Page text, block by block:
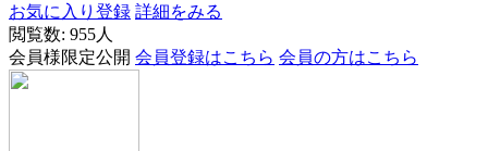
お気に入り登録 詳細をみる
閲覧数: 955人
会員様限定公開 会員登録はこちら 会員の方はこちら